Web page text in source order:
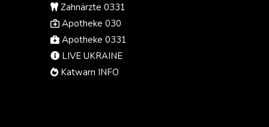
Zahnärzte 0331
Apotheke 030
Apotheke 0331
LIVE UKRAINE
Katwarn INFO